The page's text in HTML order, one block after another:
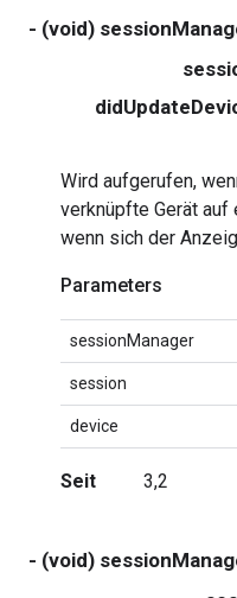
- (void)
Wird aufgerufen,
verknüpfte Gerät auf
wenn sich der
Parameters
sessionManager
session
device
Seit 3,2
- (void)